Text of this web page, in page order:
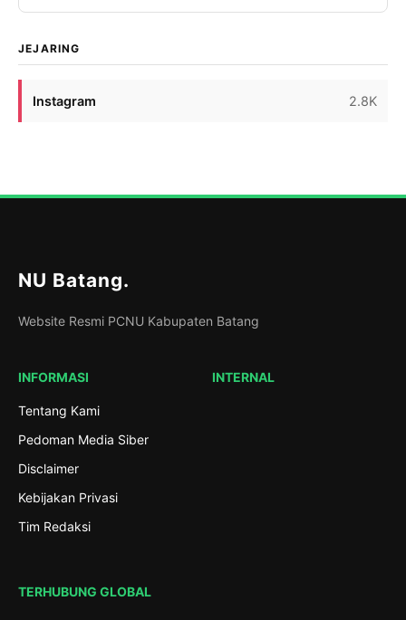
mendatang. Harapan itu disampaikan Faiz saat […]
JEJARING
Instagram 2.8K
NU Batang.
Website Resmi PCNU Kabupaten Batang
INFORMASI
Tentang Kami
Pedoman Media Siber
Disclaimer
Kebijakan Privasi
Tim Redaksi
INTERNAL
TERHUBUNG GLOBAL